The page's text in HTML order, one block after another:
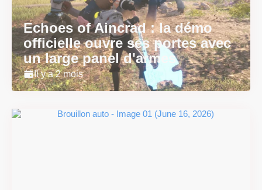
Echoes of Aincrad : la démo
officielle ouvre ses portes avec
un large panel d'armes
Il y a 2 mois